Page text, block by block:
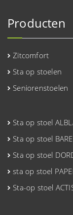
Producten
Zitcomfort
Sta op stoelen
Seniorenstoelen
Sta op stoel
Sta op stoel
Sta op stoel
sta op stoel
Sta-op stoel